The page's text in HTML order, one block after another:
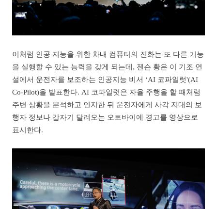
이처럼 인공 지능을 위한 차내 컴퓨터의 진화는 또 다른 기능
을 실행할 수 있는 능력을 갖게 되는데, 젠슨 황은 이 기조 연
설에서 운전자를 보조하는 인공지능 비서 ‘AI 코파일럿'(AI
Co-Pilot)을 발표한다. AI 코파일럿은 자율 주행을 할 때처럼
주변 상황을 분석하고 인지한 뒤 운전자에게 사각 지대의 보
행자 정보나 갑자기 달려오는 오토바이에 경고를 영상으로
표시한다.